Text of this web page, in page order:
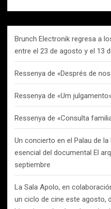
Brunch Electronik regresa a
entre el 23 de agosto y el 13
Ressenya de «Després de
Ressenya de «Um
Ressenya de «Consulta
Un concierto en el Palau de
esencial del documental El
septiembre
La Sala Apolo, en
un ciclo de cine este agosto,